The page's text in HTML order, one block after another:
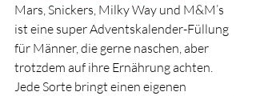
Mars, Snickers, Milky Way und M&M’s
ist eine super Adventskalender-Füllung
für Männer, die gerne naschen, aber
trotzdem auf ihre Ernährung achten.
Jede Sorte bringt einen eigenen